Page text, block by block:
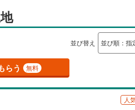
並び替え
らう 無料
人
長野
三重
庫
根 岡山 広島
奈良線 (132)
97)
(0) (0) 吉見ノ里 (4)
駅（0）
談)可 1）
検索条件を保存する
マイページ
お気に入りリ
閉じる
お気に入りリ
閉じる